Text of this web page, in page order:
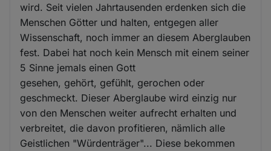
wird. Seit vielen Jahrtausenden erdenken sich die
Menschen Götter und halten, entgegen aller
Wissenschaft, noch immer an diesem Aberglauben
fest. Dabei hat noch kein Mensch mit einem seiner
5 Sinne jemals einen Gott
gesehen, gehört, gefühlt, gerochen oder
geschmeckt. Dieser Aberglaube wird einzig nur
von den Menschen weiter aufrecht erhalten und
verbreitet, die davon profitieren, nämlich alle
Geistlichen "Würdenträger"... Diese bekommen